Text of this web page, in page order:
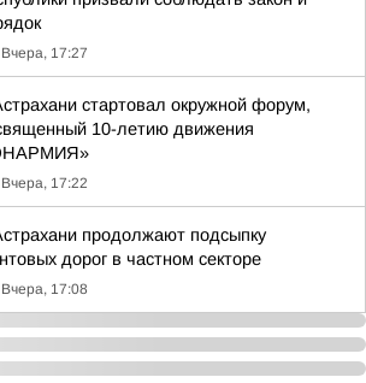
Вчера, 17:27
стартовал окружной форум,
10-летию движения
Вчера, 17:22
продолжают подсыпку
дорог в частном секторе
Вчера, 17:08